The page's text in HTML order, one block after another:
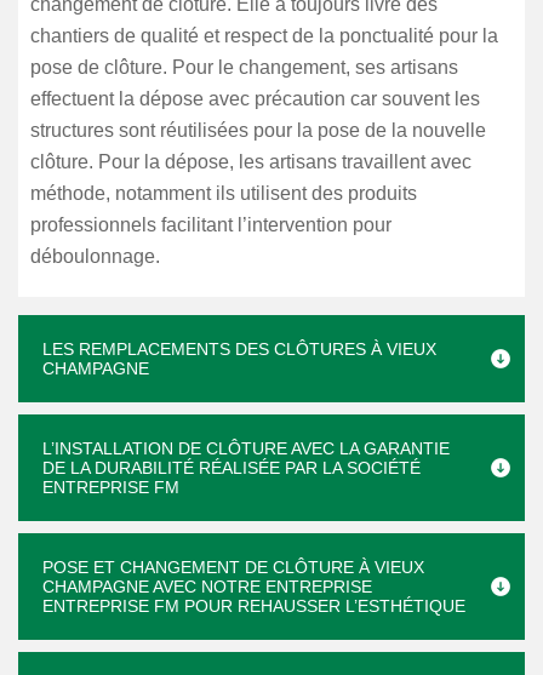
changement de clôture. Elle a toujours livré des
chantiers de qualité et respect de la ponctualité pour la
pose de clôture. Pour le changement, ses artisans
effectuent la dépose avec précaution car souvent les
structures sont réutilisées pour la pose de la nouvelle
clôture. Pour la dépose, les artisans travaillent avec
méthode, notamment ils utilisent des produits
professionnels facilitant l’intervention pour
déboulonnage.
LES REMPLACEMENTS DES CLÔTURES À VIEUX
CHAMPAGNE
L’INSTALLATION DE CLÔTURE AVEC LA GARANTIE
DE LA DURABILITÉ RÉALISÉE PAR LA SOCIÉTÉ
ENTREPRISE FM
POSE ET CHANGEMENT DE CLÔTURE À VIEUX
CHAMPAGNE AVEC NOTRE ENTREPRISE
ENTREPRISE FM POUR REHAUSSER L’ESTHÉTIQUE